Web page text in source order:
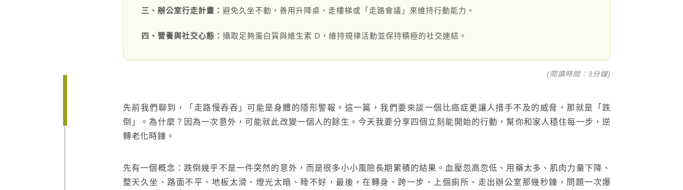
semi太格盃施工訓練
社會參與
三、辦公室行走計畫： 避免久坐不動，善用升降桌、走樓梯或「走路會議」來維持行動能力。
四、營養與社交心態： 攝取足夠蛋白質與維生素 D，維持規律活動並保持積極的社交連結。
(閱讀時間：3分鐘)
先前我們聊到，「走路慢吞吞」可能是身體的隱形警報。這一篇，我們要來談一個比癌症更讓人措手不及的威脅，那就是「跌
倒」。為什麼？因為一次意外，可能就此改變一個人的餘生。今天我要分享四個立刻能開始的行動，幫你和家人穩住每一步，逆
轉老化時鐘。
先有一個概念：跌倒幾乎不是一件突然的意外，而是很多小小風險長期累積的結果。血壓忽高忽低、用藥太多、肌肉力量下降、
整天久坐、路面不平、地板太滑、燈光太暗、睡不好，最後，在轉身、跨一步、上個廁所、走出辦公室那幾秒鐘，問題一次爆